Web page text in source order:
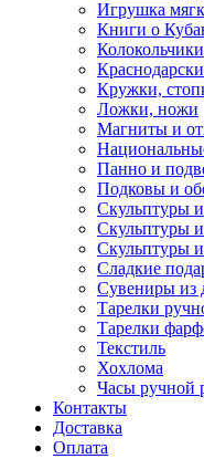
Игрушка
Книги о
Колокольчики
Кружки,
Ложки, ножи
Магниты и
Панно и
Подковы и
Скульптуры
Скульптуры и
Скульптуры
Сладкие
Сувениры из
Тарелки
Тарелки
Текстиль
Хохлома
Часы ручной
Контакты
Доставка
Оплата